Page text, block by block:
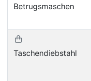
Betrugsmaschen
Taschendiebstahl